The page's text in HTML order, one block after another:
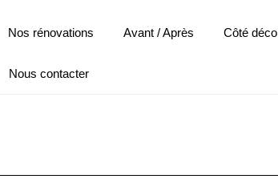
Nos rénovations Avant / Après Côté déco
Nous contacter